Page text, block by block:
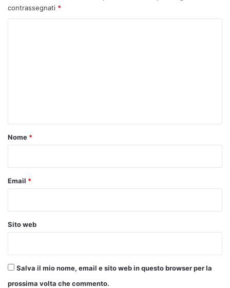
contrassegnati *
o
Nome *
Email *
Sito web
Salva il mio nome, email e sito web in questo browser per la
prossima volta che commento.